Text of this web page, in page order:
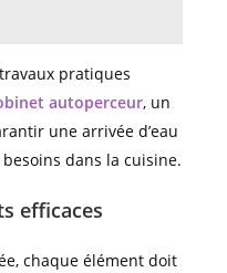
pratiques
autoperceur, un
une arrivée d’eau
dans la cuisine.
efficaces
chaque élément doit